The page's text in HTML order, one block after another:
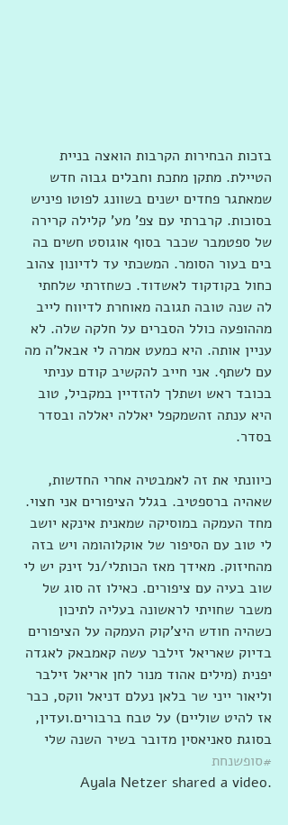
בזכות הבחירות הקרבות הואצה בניית
הטיילת. מתקן מתכת וחבלים גבוה חדש
שמאתגר פחדים ישנים בשוונג לפוטו פיניש
בסוכות. קרברתי עם צפ' מע' קלילה קרירה
של ספטמבר שכבר בסוף אוגוסט חשים בה
בים בעור הסומר. המשכתי עד לדיונון צהוב
כחול בקודקוד לאשדוד. כשחזרתי שלחתי
לה שנה טובה תגובה מאוחרת לדיווח לייב
מההופעה כולל הסברים על חלקה שלה. לא
עניין אותה. היא כמעט אמרה לי אבאל'ה מה
עם לשתף. אני חייב להקשיב קודם עניתי
בכובד ראש ושתלך להזדיין במקביל, טוב
היא ענתה זהשמקפל יאללה יאללה ובסדר
בסדר.
כיוונתי את זה לאמבטיה אחרי החדשות,
שאהיה ברספטיב. בגלל הציפורים אני חצוי.
מחד העמקה במוסיקה שמאנית אינקא יושב
לי טוב עם הסיפור של אוקלוהומה ויש בזה
מהחיזוק. מאידך מאז הכותלי/נל זינק יש לי
שוב בעיה עם ציפורים. כאילו זה סוג של
משבר שחויתי לראשונה בעליה לתיכון
כשהיה חודש היצ'קוק העמקה על הציפורים
בדיוק שאריאל זילבר עשה קאמבאק לאגדה
יפנית (מילים אהוד מנור לחן אריאל זילבר
וליאור ייני שר בלאן נעלם דניאל ווקס, כבר
אז להיט שוליים) על טבח ברבורים.ועדין,
בסוגת סאניאסין מדובר בשיר השנה שלי
#סופשנחת
Ayala Netzer shared a video.